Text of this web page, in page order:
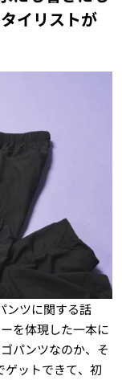
イリストが
ンツに関する話
を体現した一本に
パンツなのか、そ
ゲットできて、初